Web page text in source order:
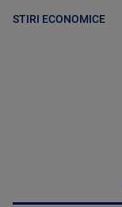
STIRI ECONOMICE